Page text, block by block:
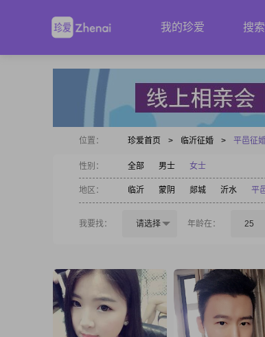
我的珍爱 搜索
位置： 珍爱首页 > 临沂征婚 > 平邑征
性别： 全部 男士 女士
地区： 临沂 蒙阴 郯城 沂水 平
我要找： 请选择 年龄在： 25